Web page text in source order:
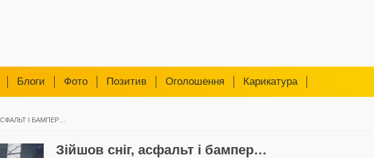
Блоги Фото Позитив Оголошення Карикатура
І БАМПЕР…
Зійшов сніг, асфальт і бампер…